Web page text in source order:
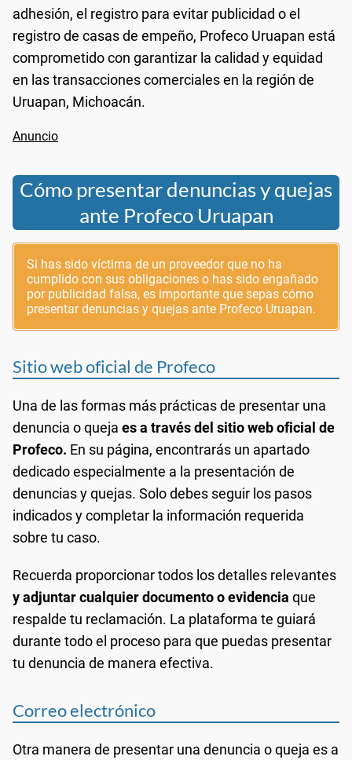
adhesión, el registro para evitar publicidad o el
registro de casas de empeño, Profeco Uruapan está
comprometido con garantizar la calidad y equidad
en las transacciones comerciales en la región de
Uruapan, Michoacán.
Cómo presentar denuncias y quejas
ante Profeco Uruapan
Si has sido víctima de un proveedor que no ha
cumplido con sus obligaciones o has sido engañado
por publicidad falsa, es importante que sepas cómo
presentar denuncias y quejas ante Profeco Uruapan.
Sitio web oficial de Profeco
Una de las formas más prácticas de presentar una
denuncia o queja es a través del sitio web oficial de
Profeco. En su página, encontrarás un apartado
dedicado especialmente a la presentación de
denuncias y quejas. Solo debes seguir los pasos
indicados y completar la información requerida
sobre tu caso.
Recuerda proporcionar todos los detalles relevantes
y adjuntar cualquier documento o evidencia que
respalde tu reclamación. La plataforma te guiará
durante todo el proceso para que puedas presentar
tu denuncia de manera efectiva.
Correo electrónico
Otra manera de presentar una denuncia o queja es a